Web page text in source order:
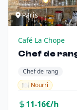
Paris
Café La Chope
Chef de
Chef de rang
🍽️ Nourri
11-16€/h